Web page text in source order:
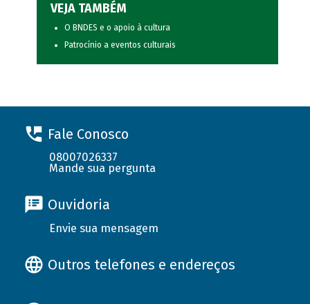
VEJA TAMBÉM
O BNDES e o apoio à cultura
Patrocínio a eventos culturais
Fale Conosco
08007026337
Mande sua pergunta
Ouvidoria
Envie sua mensagem
Outros telefones e endereços